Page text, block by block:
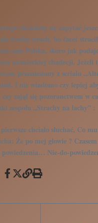
chciałoby się zapytać
trochę strach, bo facet
tam Polska, skoro jak
niemieckiej chadecji. Jeżeli
przeniesiony z serialu
I nie wiadomo czy lepiej
zajął się pozoranctwem w
zespołu „Strachy na lachy” :
chciało słuchać, Co
Że po mej głowie ?
powiedzenia… Nie-do-